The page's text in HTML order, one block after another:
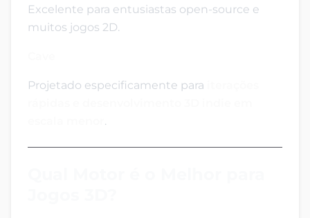
Excelente para entusiastas open-source e
muitos jogos 2D.
Projetado especificamente para
.